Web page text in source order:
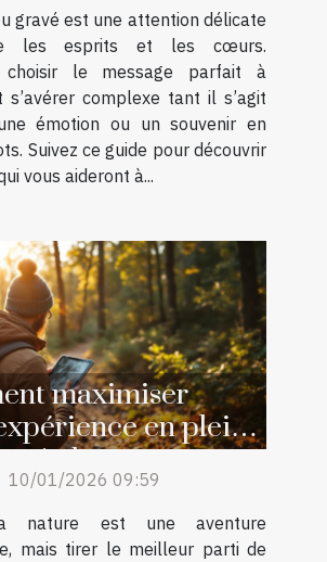
gravé est une attention délicate
les esprits et les cœurs.
choisir le message parfait à
s’avérer complexe tant il s’agit
émotion ou un souvenir en
Suivez ce guide pour découvrir
vous aideront à...
maximiser
en plein
à des ressources
?
10/01/2026 09:59
nature est une aventure
mais tirer le meilleur parti de